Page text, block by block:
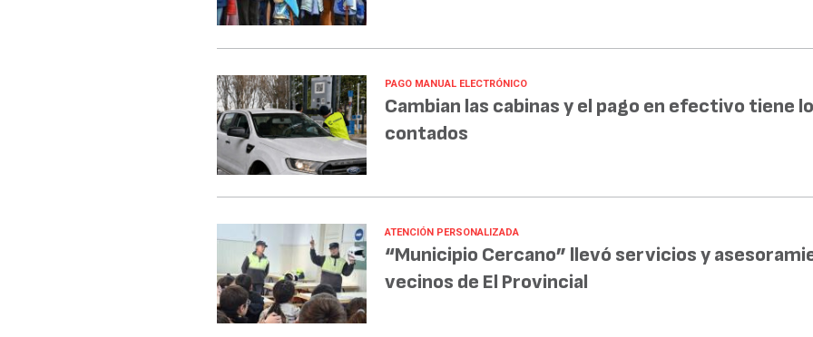
PAGO MANUAL ELECTRÓNICO
Cambian las cabinas y el pago en efectivo tiene
contados
ATENCIÓN PERSONALIZADA
“Municipio Cercano” llevó servicios y
vecinos de El Provincial